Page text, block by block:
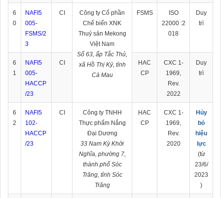
6
0
NAFI5
005-
FSMS/2
3
CI
Công ty Cổ phần
Chế biến XNK
Thuỷ sản Mekong
Việt Nam
Số 63, ấp Tắc Thủ,
xã Hồ Thị Kỷ, tỉnh
Cà Mau
FSMS
ISO
22000 :2
018
Duy
trì
6
1
NAFI5
005-
HACCP
/23
CI
HAC
CP
CXC 1-
1969,
Rev.
2022
Duy
trì
6
2
NAFI5
102-
HACCP
/23
CI
Công ty TNHH
Thực phẩm Nắng
Đại Dương
33 Nam Kỳ Khởi
Nghĩa, phường 7,
thành phố Sóc
Trăng, tỉnh Sóc
Trăng
HAC
CP
CXC 1-
1969,
Rev.
2020
Hủy
bỏ
hiệu
lực
(từ
23/6/
2023
)